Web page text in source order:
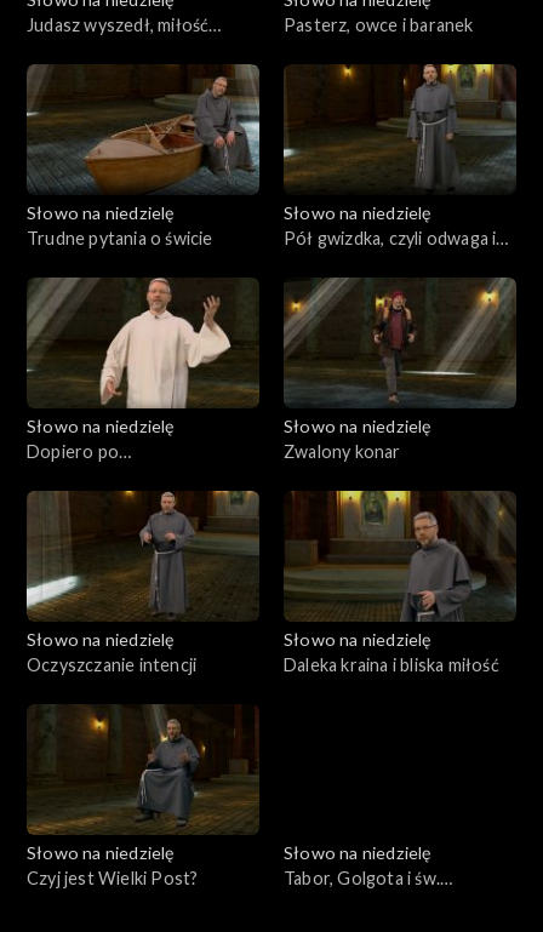
Judasz wyszedł, miłość
Pasterz, owce i baranek
Słowo na niedzielę
Trudne pytania o świcie
Słowo na niedzielę
Pół gwizdka, czyli odwaga i
Słowo na niedzielę
Dopiero po
Słowo na niedzielę
Zwalony konar
Słowo na niedzielę
Oczyszczanie intencji
Słowo na niedzielę
Daleka kraina i bliska miłość
Słowo na niedzielę
Czyj jest Wielki Post?
Słowo na niedzielę
Tabor, Golgota i św.